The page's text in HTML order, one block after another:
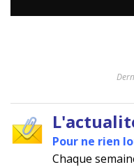
Pour ne rien
Chaque